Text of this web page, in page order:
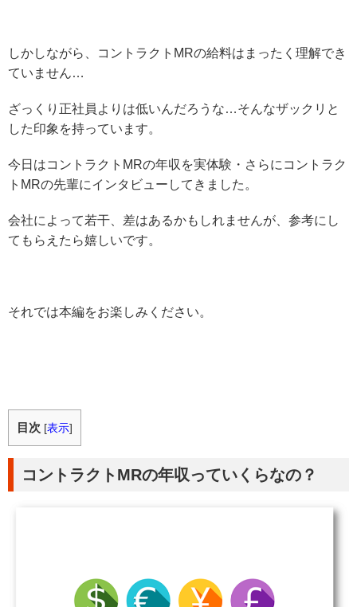
しかしながら、コントラクトMRの給料はまったく理解でき
ていません…
ざっくり正社員よりは低いんだろうな…そんなザックリと
した印象を持っています。
今日はコントラクトMRの年収を実体験・さらにコントラク
トMRの先輩にインタビューしてきました。
会社によって若干、差はあるかもしれませんが、参考にし
てもらえたら嬉しいです。
それでは本編をお楽しみください。
目次 [表示]
コントラクトMRの年収っていくらなの？